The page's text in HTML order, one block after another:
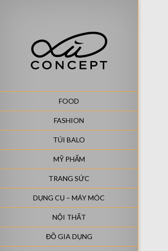
FOOD
FASHION
TÚI BALO
MỸ PHẨM
TRANG SỨC
DỤNG CỤ – MÁY MÓC
NỘI THẤT
ĐỒ GIA DỤNG